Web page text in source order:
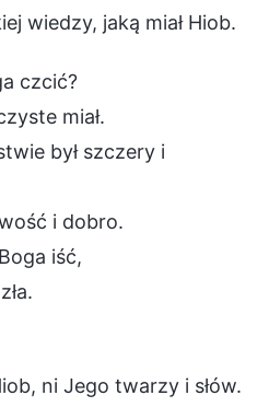
wiedzy, jaką miał Hiob.
czcić?
miał.
był szczery i
i dobro.
iść,
ni Jego twarzy i słów.